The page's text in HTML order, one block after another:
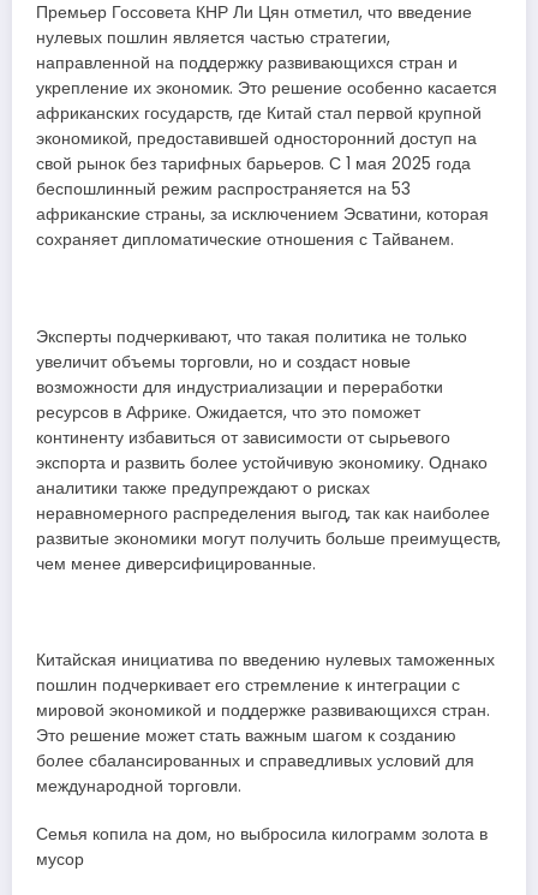
Премьер Госсовета КНР Ли Цян отметил, что введение
нулевых пошлин является частью стратегии,
направленной на поддержку развивающихся стран и
укрепление их экономик. Это решение особенно касается
африканских государств, где Китай стал первой крупной
экономикой, предоставившей односторонний доступ на
свой рынок без тарифных барьеров. С 1 мая 2025 года
беспошлинный режим распространяется на 53
африканские страны, за исключением Эсватини, которая
сохраняет дипломатические отношения с Тайванем.
Эксперты подчеркивают, что такая политика не только
увеличит объемы торговли, но и создаст новые
возможности для индустриализации и переработки
ресурсов в Африке. Ожидается, что это поможет
континенту избавиться от зависимости от сырьевого
экспорта и развить более устойчивую экономику. Однако
аналитики также предупреждают о рисках
неравномерного распределения выгод, так как наиболее
развитые экономики могут получить больше преимуществ,
чем менее диверсифицированные.
Китайская инициатива по введению нулевых таможенных
пошлин подчеркивает его стремление к интеграции с
мировой экономикой и поддержке развивающихся стран.
Это решение может стать важным шагом к созданию
более сбалансированных и справедливых условий для
международной торговли.
Семья копила на дом, но выбросила килограмм золота в
мусор